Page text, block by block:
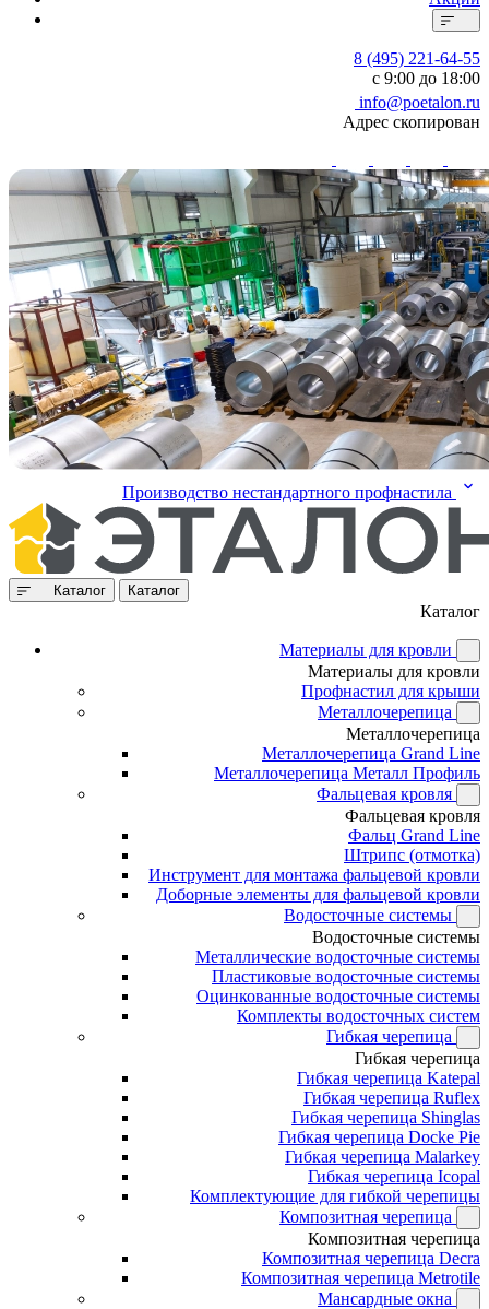
8 (495) 221-64-55
с 9:00 до 18:00
info@poetalon.ru
Адрес скопирован
Производство нестандартного профнастила
Каталог Каталог
Каталог
Материалы для кровли
Материалы для кровли
Профнастил для крыши
Металлочерепица
Металлочерепица
Металлочерепица Grand Line
Металлочерепица Металл Профиль
Фальцевая кровля
Фальцевая кровля
Фальц Grand Line
Штрипс (отмотка)
Инструмент для монтажа фальцевой кровли
Доборные элементы для фальцевой кровли
Водосточные системы
Водосточные системы
Металлические водосточные системы
Пластиковые водосточные системы
Оцинкованные водосточные системы
Комплекты водосточных систем
Гибкая черепица
Гибкая черепица
Гибкая черепица Katepal
Гибкая черепица Ruflex
Гибкая черепица Shinglas
Гибкая черепица Docke Pie
Гибкая черепица Malarkey
Гибкая черепица Icopal
Комплектующие для гибкой черепицы
Композитная черепица
Композитная черепица
Композитная черепица Decra
Композитная черепица Metrotile
Мансардные окна